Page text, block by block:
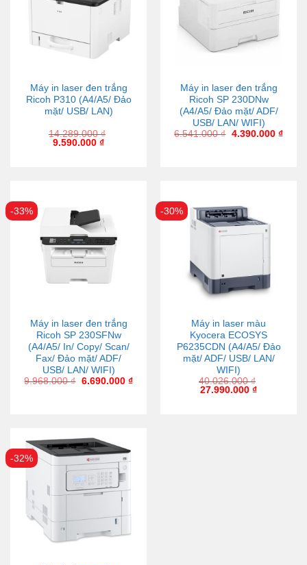
Máy in laser đen trắng
Ricoh P310 (A4/A5/ Đảo
mặt/ USB/ LAN)
14.289.000₫
9.590.000 ₫
Máy in laser đen trắng
Ricoh SP 230DNw
(A4/A5/ Đảo mặt/ ADF/
USB/ LAN/ WIFI)
6.541.000₫ 4.390.000 ₫
-33%
Máy in laser đen trắng
Ricoh SP 230SFNw
(A4/A5/ In/ Copy/ Scan/
Fax/ Đảo mặt/ ADF/
USB/ LAN/ WIFI)
9.968.000₫ 6.690.000 ₫
-30%
Máy in laser màu
Kyocera ECOSYS
P6235CDN (A4/A5/ Đảo
mặt/ ADF/ USB/ LAN/
WIFI)
40.026.000₫
27.990.000 ₫
-32%